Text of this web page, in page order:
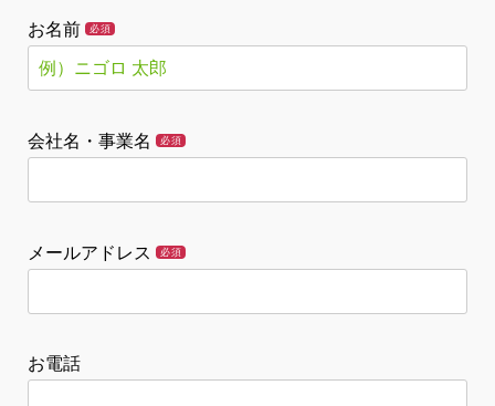
お名前 必須
会社名・事業名 必須
メールアドレス 必須
お電話